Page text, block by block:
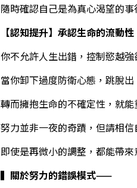
隨時確認自己是為真心渴望的
【認知提升】承認生命的流動
你不允許人生出錯，控制慾越
當你卸下過度防衛心態，跳脫
轉而擁抱生命的不確定性，就
努力並非一夜的奇蹟，但請相信
即使是再微小的調整，都能帶來
▍關於努力的錯誤模式——